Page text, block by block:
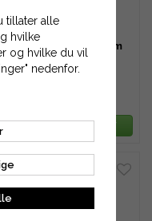
Klemhylse 1610 / 19 mm
LEGG TIL HANDLEKURV
tillater alle
hvilke
og hvilke du vil
nedenfor.